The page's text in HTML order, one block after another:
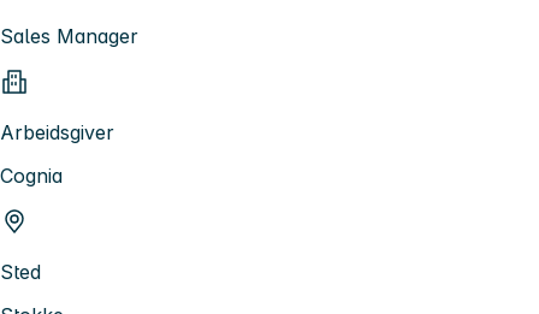
Sales Manager
Arbeidsgiver
Cognia
Sted